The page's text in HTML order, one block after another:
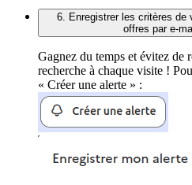
6. Enregistrer les critères de
offres par e-
Gagnez du temps et évitez de
recherche à chaque visite !
« Créer une alerte » :